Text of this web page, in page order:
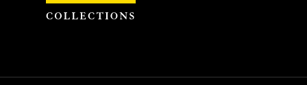
Cookies management panel